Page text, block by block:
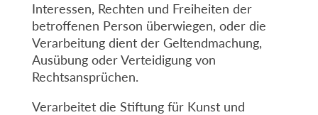
Interessen, Rechten und Freiheiten der
betroffenen Person überwiegen, oder die
Verarbeitung dient der Geltendmachung,
Ausübung oder Verteidigung von
Rechtsansprüchen.
Verarbeitet die Stiftung für Kunst und